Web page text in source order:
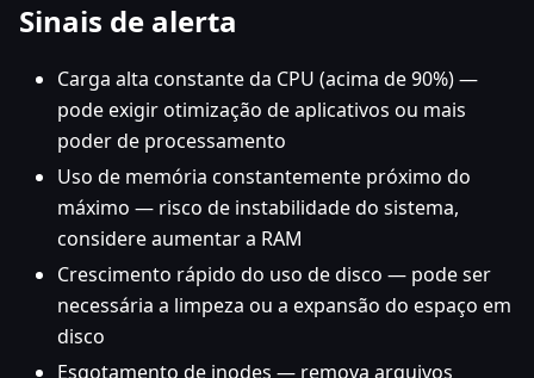
Sinais de alerta
Carga alta constante da CPU (acima de 90%) —
pode exigir otimização de aplicativos ou mais
poder de processamento
Uso de memória constantemente próximo do
máximo — risco de instabilidade do sistema,
considere aumentar a RAM
Crescimento rápido do uso de disco — pode ser
necessária a limpeza ou a expansão do espaço em
disco
Esgotamento de inodes — remova arquivos